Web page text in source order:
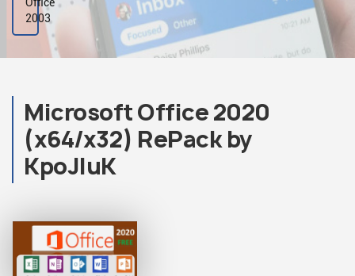
2003
Microsoft Office 2020
(x64/x32) RePack by
KpoJIuK